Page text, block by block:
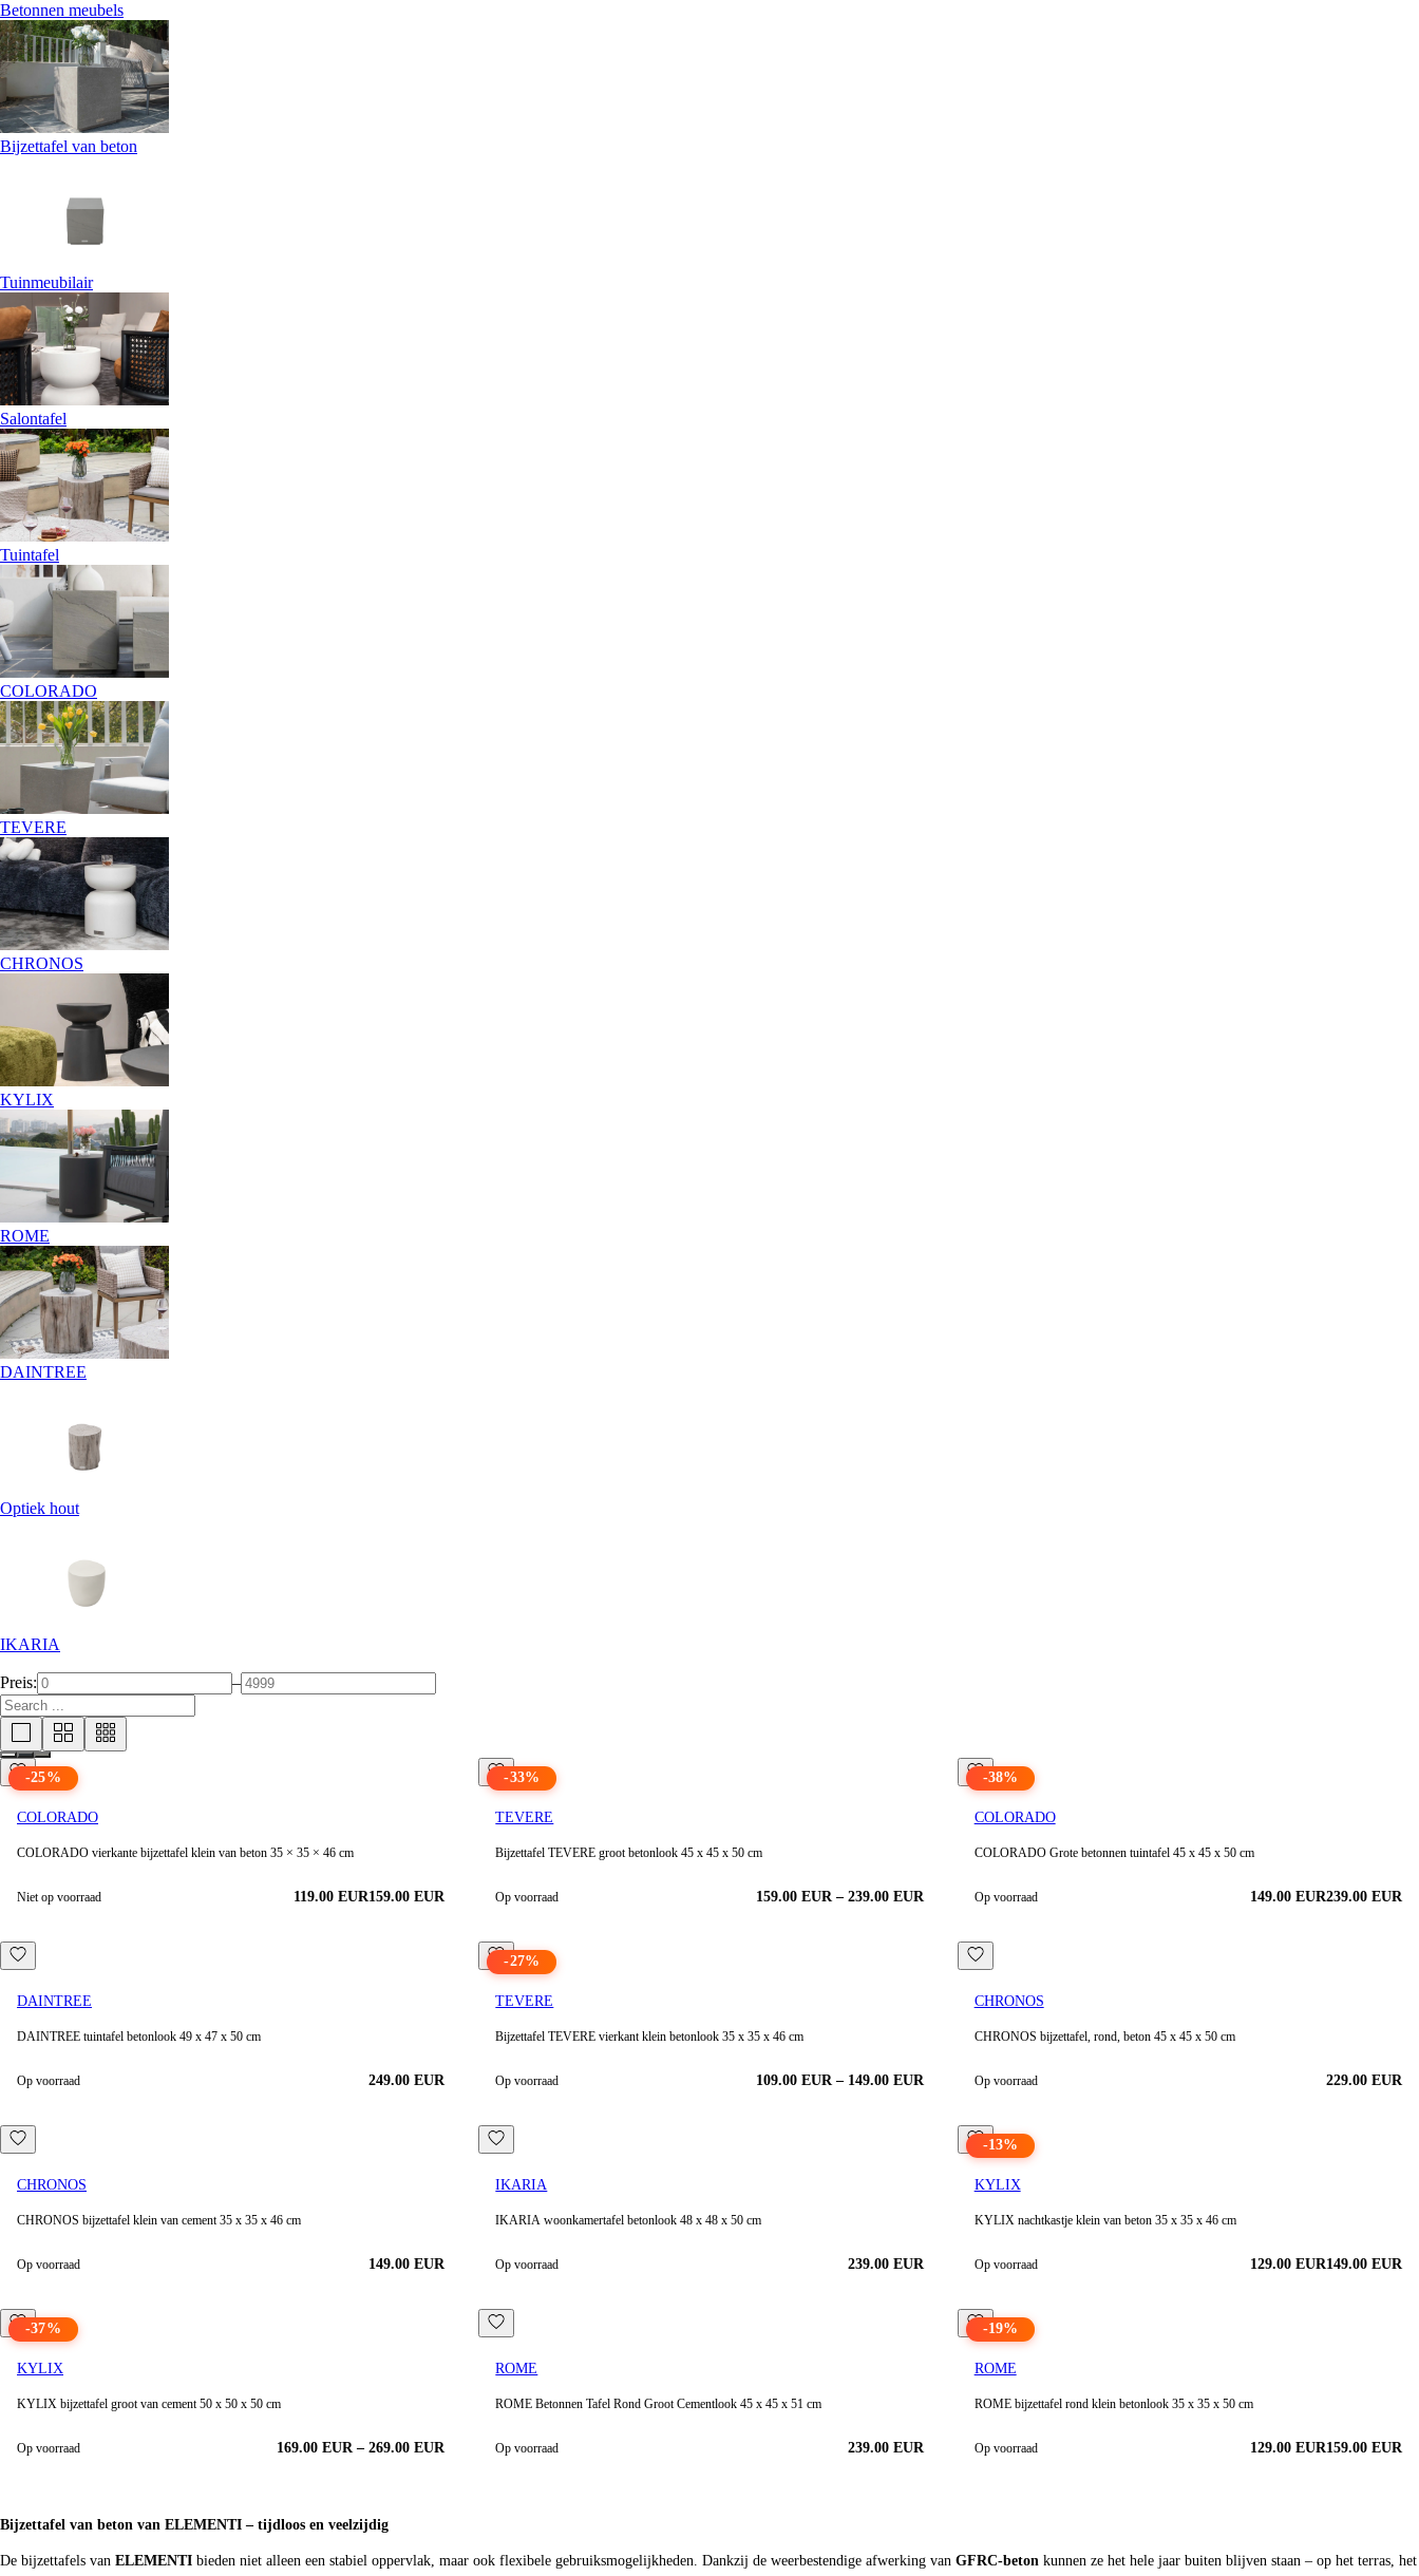
Betonnen meubels
Bijzettafel van beton
Tuinmeubilair
Salontafel
Tuintafel
COLORADO
TEVERE
CHRONOS
KYLIX
ROME
DAINTREE
Optiek hout
IKARIA
Preis: –
-25%
COLORADO
COLORADO vierkante bijzettafel klein van beton 35 × 35 × 46 cm
Niet op voorraad 119.00 EUR159.00 EUR
-33%
TEVERE
Bijzettafel TEVERE groot betonlook 45 x 45 x 50 cm
Op voorraad 159.00 EUR – 239.00 EUR
-38%
COLORADO
COLORADO Grote betonnen tuintafel 45 x 45 x 50 cm
Op voorraad 149.00 EUR239.00 EUR
DAINTREE
DAINTREE tuintafel betonlook 49 x 47 x 50 cm
Op voorraad 249.00 EUR
-27%
TEVERE
Bijzettafel TEVERE vierkant klein betonlook 35 x 35 x 46 cm
Op voorraad 109.00 EUR – 149.00 EUR
CHRONOS
CHRONOS bijzettafel, rond, beton 45 x 45 x 50 cm
Op voorraad 229.00 EUR
CHRONOS
CHRONOS bijzettafel klein van cement 35 x 35 x 46 cm
Op voorraad 149.00 EUR
IKARIA
IKARIA woonkamertafel betonlook 48 x 48 x 50 cm
Op voorraad 239.00 EUR
-13%
KYLIX
KYLIX nachtkastje klein van beton 35 x 35 x 46 cm
Op voorraad 129.00 EUR149.00 EUR
-37%
KYLIX
KYLIX bijzettafel groot van cement 50 x 50 x 50 cm
Op voorraad 169.00 EUR –269.00 EUR
ROME
ROME Betonnen Tafel Rond Groot Cementlook 45 x 45 x 51 cm
Op voorraad 239.00 EUR
-19%
ROME
ROME bijzettafel rond klein betonlook 35 x 35 x 50 cm
Op voorraad 129.00 EUR159.00 EUR
Bijzettafel van beton van ELEMENTI – tijdloos en veelzijdig
De bijzettafels van ELEMENTI bieden niet alleen een stabiel oppervlak, maar ook flexibele gebruiksmogelijkheden. Dankzij de weerbestendige afwerking van GFRC-beton kunnen ze het hele jaar buiten blijven staan – op het terras, het